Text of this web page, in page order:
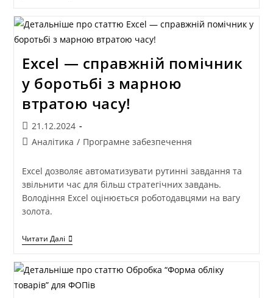
Excel — справжній помічник
у боротьбі з марною
втратою часу!
21.12.2024
Аналітика / Програмне забезпечення
Excel дозволяє автоматизувати рутинні завдання та
звільнити час для більш стратегічних завдань.
Володіння Excel оцінюється роботодавцями на вагу
золота.
Читати Далі